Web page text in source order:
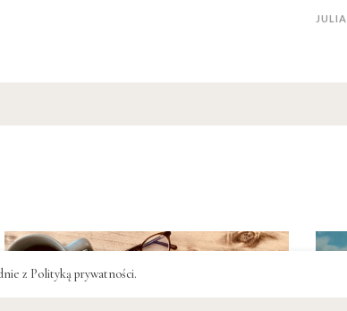
z Polityką prywatności.